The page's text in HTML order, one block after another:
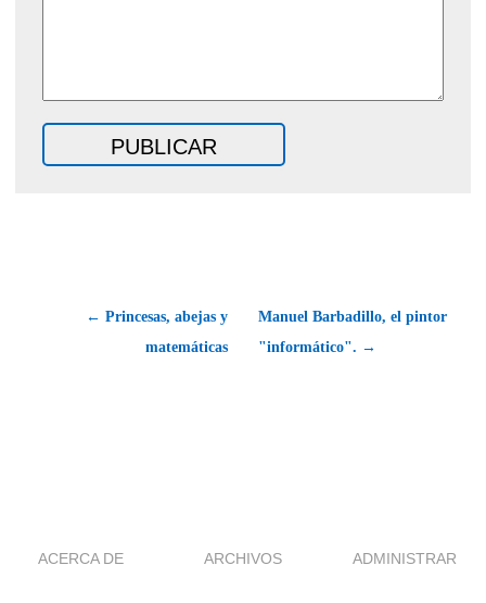
← Princesas, abejas y
matemáticas
Manuel Barbadillo, el pintor
"informático". →
ACERCA DE ARCHIVOS ADMINISTRAR